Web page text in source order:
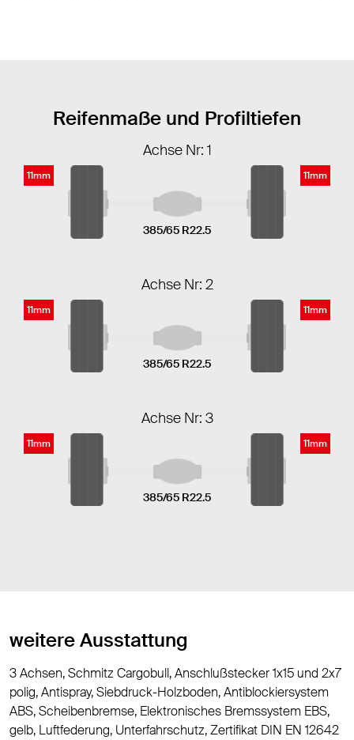
Reifenmaße und Profiltiefen
Achse Nr: 1
11mm
385/65 R22.5
11mm
Achse Nr: 2
11mm
385/65 R22.5
11mm
Achse Nr: 3
11mm
385/65 R22.5
11mm
weitere Ausstattung
3 Achsen, Schmitz Cargobull, Anschlußstecker 1x15 und 2x7
polig, Antispray, Siebdruck-Holzboden, Antiblockiersystem
ABS, Scheibenbremse, Elektronisches Bremssystem EBS,
gelb, Luftfederung, Unterfahrschutz, Zertifikat DIN EN 12642